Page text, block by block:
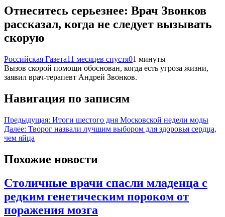
Отнеситесь серьезнее: Врач Звонков
рассказал, когда не следует вызывать
скорую
Российская Газета11 месяцев спустя01 минуты
Вызов скорой помощи обоснован, когда есть угроза жизни,
заявил врач-терапевт Андрей Звонков.
Навигация по записям
Предыдущая: Итоги шестого дня Московской недели моды
Далее: Творог назвали лучшим выбором для здоровья сердца,
чем яйца
Похожие новости
Столичные врачи спасли младенца с
редким генетическим пороком от
поражения мозга